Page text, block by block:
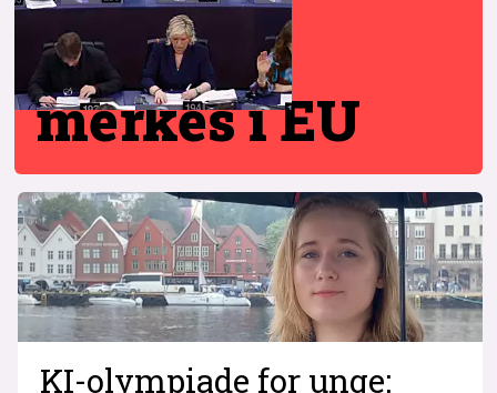
merkes i EU
KI-olympiade for unge: